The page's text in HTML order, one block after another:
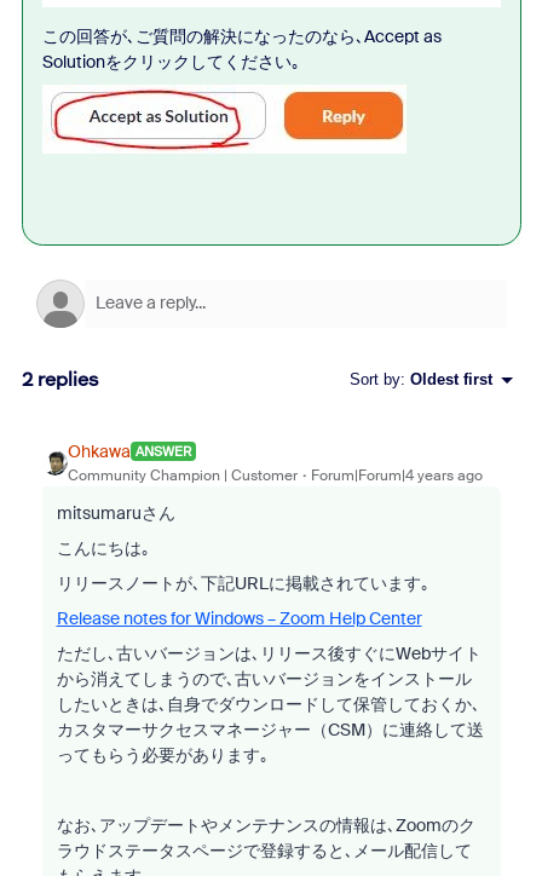
この回答が､ご質問の解決になったのなら､Accept as
Solutionをクリックしてください｡
2 replies Sort by: Oldest first
Ohkawa ANSWER
Community Champion | Customer Forum|Forum|4 years ago
mitsumaruさん
こんにちは｡
リリースノートが､下記URLに掲載されています｡
Release notes for Windows – Zoom Help Center
ただし､古いバージョンは､リリース後すぐにWebサイト
から消えてしまうので､古いバージョンをインストール
したいときは､自身でダウンロードして保管しておくか､
カスタマーサクセスマネージャー（CSM）に連絡して送
ってもらう必要があります｡
なお､アップデートやメンテナンスの情報は､Zoomのク
ラウドステータスページで登録すると､メール配信して